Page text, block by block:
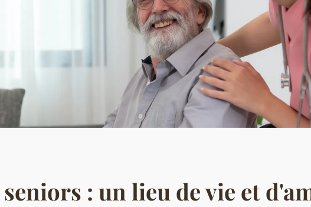
: un lieu de vie et